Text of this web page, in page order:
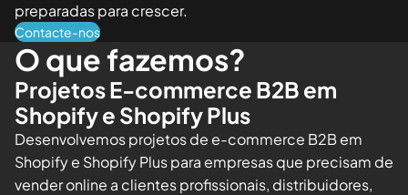
preparadas para crescer.
Contacte-nos
O que fazemos?
Projetos E-commerce B2B em
Shopify e Shopify Plus
Desenvolvemos projetos de e-commerce B2B em
Shopify e Shopify Plus para empresas que precisam de
vender online a clientes profissionais, distribuidores,